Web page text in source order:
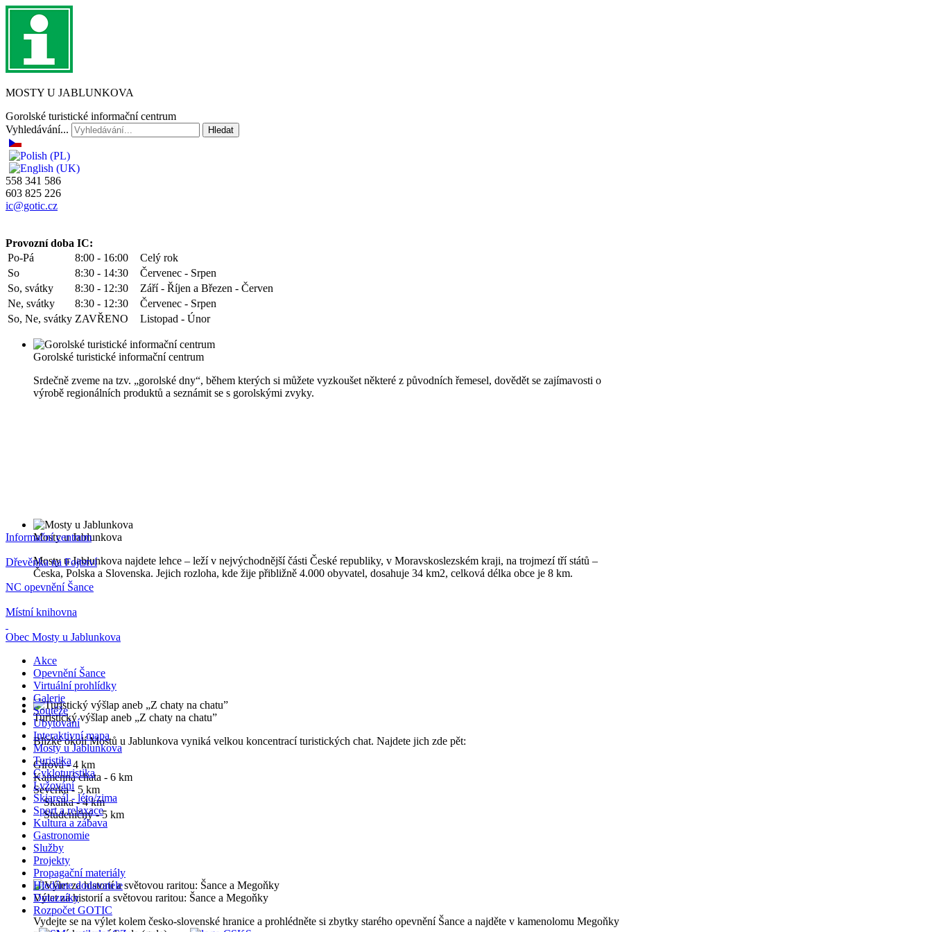
MOSTY U JABLUNKOVA
Gorolské turistické informační centrum
Vyhledávání...
Hledat
558 341 586
603 825 226
ic@gotic.cz
Provozní doba IC:
Po-Pá
8:00 - 16:00
Celý rok
So
8:30 - 14:30
Červenec - Srpen
So, svátky
8:30 - 12:30
Září - Říjen a Březen - Červen
Ne, svátky
8:30 - 12:30
Červenec - Srpen
So, Ne, svátky ZAVŘENO Listopad - Únor
Gorolské turistické informační centrum
Srdečně zveme na tzv. „gorolské dny“, během kterých si můžete vyzkoušet některé z původních řemesel, dovědět se zajímavosti o
výrobě regionálních produktů a seznámit se s gorolskými zvyky.
Mosty u Jablunkova
Mosty u Jablunkova najdete lehce – leží v nejvýchodnější části České republiky, v Moravskoslezském kraji, na trojmezí tří států –
Česka, Polska a Slovenska. Jejich rozloha, kde žije přibližně 4.000 obyvatel, dosahuje 34 km2, celková délka obce je 8 km.
Turistický výšlap aneb „Z chaty na chatu”
Blízké okolí Mostů u Jablunkova vyniká velkou koncentrací turistických chat. Najdete jich zde pět:
Gírová - 4 km
Kamenná chata - 6 km
Severka - 5 km
Skalka - 4 km
Studeničný - 5 km
Výlet za historií a světovou raritou: Šance a Megoňky
Vydejte se na výlet kolem česko-slovenské hranice a prohlédněte si zbytky starého opevnění Šance a najděte v kamenolomu Megoňky
Informační centrum
Dřevěnka na Fojtství
NC opevnění Šance
Místní knihovna
Obec Mosty u Jablunkova
Akce
Opevnění Šance
Virtuální prohlídky
Galerie
Soutěže
Ubytování
Interaktivní mapa
Mosty u Jablunkova
Turistika
Cykloturistika
Lyžování
Skiareál - léto/zima
Sport a relaxace
Kultura a zábava
Gastronomie
Služby
Projekty
Propagační materiály
Hledáme dodavatele
Dotazníky
Rozpočet GOTIC